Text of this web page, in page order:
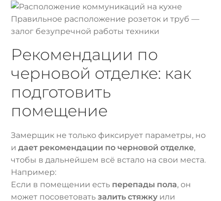
Правильное расположение розеток и труб —
залог безупречной работы техники
Рекомендации по
черновой отделке: как
подготовить
помещение
Замерщик не только фиксирует параметры, но
идает рекомендации по черновой отделке,
чтобы в дальнейшем всё встало на свои места.
Например:
Если в помещении есть перепады пола, он
может посоветоватьзалить стяжку или